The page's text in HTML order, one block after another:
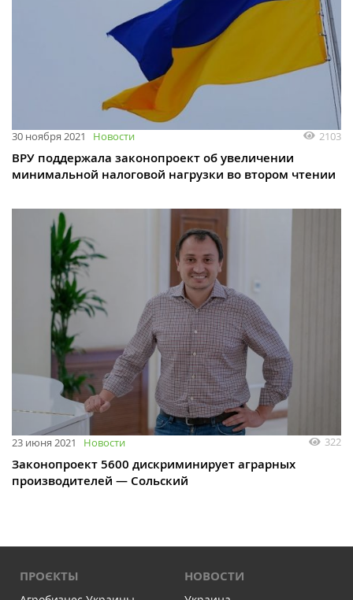
30 ноября 2021 Новости 2103
ВРУ поддержала законопроект об увеличении
минимальной налоговой нагрузки во втором чтении
23 июня 2021 Новости 322
Законопроект 5600 дискриминирует аграрных
производителей — Сольский
ПРОЄКТЫ НОВОСТИ